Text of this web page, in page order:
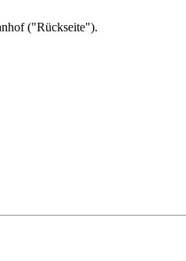
("Rückseite").